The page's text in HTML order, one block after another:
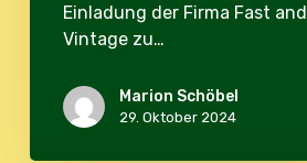
Einladung der Firma Fast and
Vintage zu…
Marion Schöbel
29. Oktober 2024